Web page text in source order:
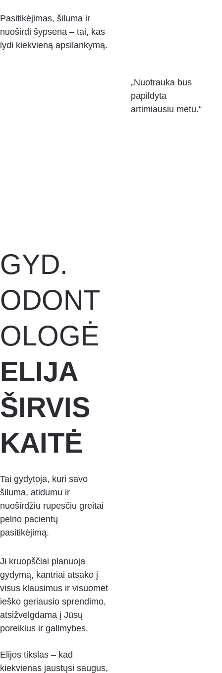
Pasitikėjimas, šiluma ir
nuoširdi šypsena – tai, kas
lydi kiekvieną apsilankymą.
„Nuotrauka bus
papildyta
artimiausiu metu.“
GYD.
ODONT
OLOGĖ
ELIJA
ŠIRVIS
KAITĖ
Tai gydytoja, kuri savo
šiluma, atidumu ir
nuoširdžiu rūpesčiu greitai
pelno pacientų
pasitikėjimą.
Ji kruopščiai planuoja
gydymą, kantriai atsako į
visus klausimus ir visuomet
ieško geriausio sprendimo,
atsižvelgdama į Jūsų
poreikius ir galimybes.
Elijos tikslas – kad
kiekvienas jaustųsi saugus,